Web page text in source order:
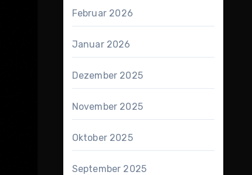
Februar 2026
Januar 2026
Dezember 2025
November 2025
Oktober 2025
September 2025